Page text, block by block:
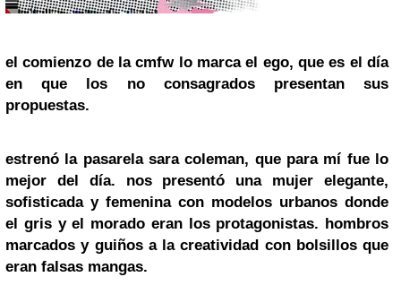
el comienzo de la cmfw lo marca el ego, que es el día
en que los no consagrados presentan sus
propuestas.
estrenó la pasarela sara coleman, que para mí fue lo
mejor del día. nos presentó una mujer elegante,
sofisticada y femenina con modelos urbanos donde
el gris y el morado eran los protagonistas. hombros
marcados y guiños a la creatividad con bolsillos que
eran falsas mangas.